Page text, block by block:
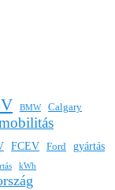
BMW Calgary
FCEV Ford gyártás
kWh